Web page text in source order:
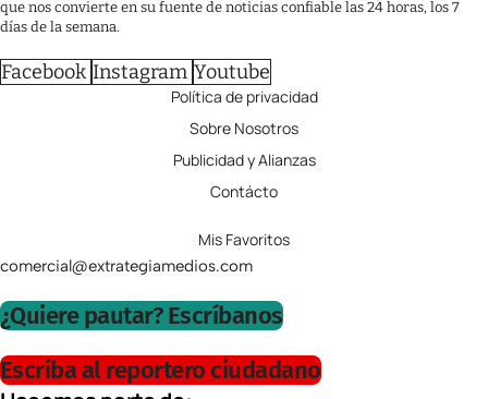
que nos convierte en su fuente de noticias confiable las 24 horas, los 7
días de la semana.
Facebook Instagram Youtube
Política de privacidad
Sobre Nosotros
Publicidad y Alianzas
Contácto
Mis Favoritos
comercial@extrategiamedios.com
¿Quiere pautar? Escríbanos
Escriba al reportero ciudadano